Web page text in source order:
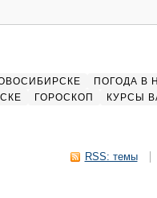
ПОГОДА В
ГОРОСКОП КУРСЫ
RSS: темы